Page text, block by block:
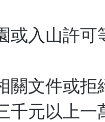
或入山許可
關文件或拒
千元以上一